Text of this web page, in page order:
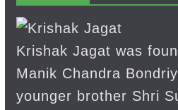
Krishak Jagat was
Manik Chandra
younger brother Shri